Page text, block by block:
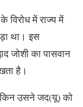
विरोध में राज्य में
था। इस
जोशी का पासवान
है।
उसने जद(यू) को